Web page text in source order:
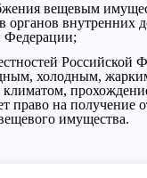
вещевым
органов внутренних
Федерации;
Российской
холодным,
право на получение
имущества.